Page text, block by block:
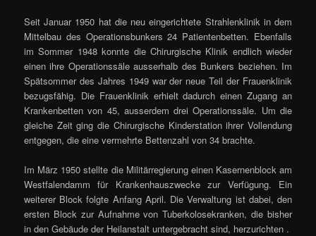
Seit Januar 1950 hat die neu eingerichtete Strahlenklinik in dem
Mittelbau des Operationsbunkers 24 Patientenbetten. Ebenfalls
im Sommer 1948 konnte die Chirurgische Klinik endlich wieder
einen ihre Operationssäle ausserhalb des Bunkers beziehen. Im
Spätsommer des Jahres 1949 war der neue Teil der Frauenklinik
bezugsfähig. Die Frauenklinik erhielt dadurch einen Zugang an
Krankenbetten von 45, ausserdem drei Operationssäle. Um die
gleiche Zeit ging die Chirurgische Kinderstation ihrer Vollendung
entgegen, die eine vermehrte Bettenzahl von 34 brachte.
Im März 1950 stellte die Militärregierung einen Kasernenblock am
Westfalendamm für Krankenhauszwecke zur Verfügung. Ein
weiterer Block folgte Anfang April. Die Verwaltung ist dabei, den
ersten Block zur Aufnahme von Tuberkolosekranken, die bisher
in den Gebäude der Heilanstalt untergebracht sind, herzurichten .